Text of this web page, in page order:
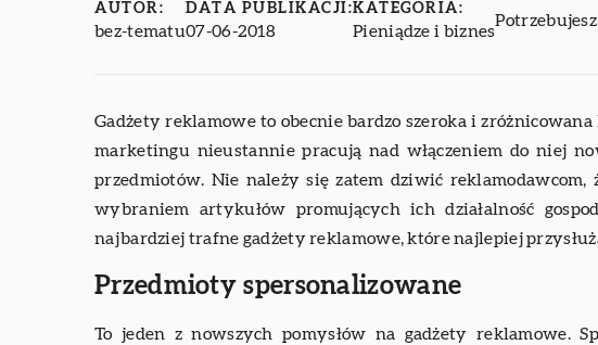
AUTOR:
bez-tematu
DATA PUBLIKACJI:
07-06-2018
KATEGORIA:
Pieniądze i biznes
Gadżety reklamowe to obecnie bardzo szeroka i
marketingu nieustannie pracują nad włączeniem do niej
przedmiotów. Nie należy się zatem dziwić reklamodawcom,
wybraniem artykułów promujących ich działalność
najbardziej trafne gadżety reklamowe, które najlepiej
Przedmioty spersonalizowane
To jeden z nowszych pomysłów na gadżety reklamowe.